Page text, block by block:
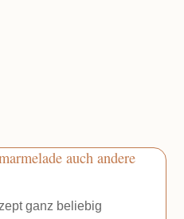
auch andere
ganz beliebig